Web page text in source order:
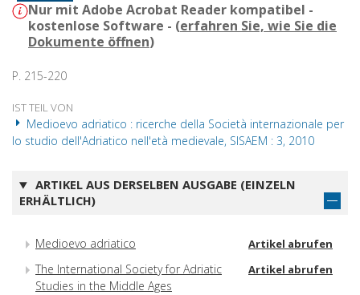
Nur mit Adobe Acrobat Reader kompatibel -
kostenlose Software - (erfahren Sie, wie Sie die
Dokumente öffnen)
P. 215-220
IST TEIL VON
Medioevo adriatico : ricerche della Società internazionale per
lo studio dell'Adriatico nell'età medievale, SISAEM : 3, 2010
ARTIKEL AUS DERSELBEN AUSGABE (EINZELN
ERHÄLTLICH)
Medioevo adriatico Artikel abrufen
The International Society for Adriatic
Studies in the Middle Ages
Artikel abrufen